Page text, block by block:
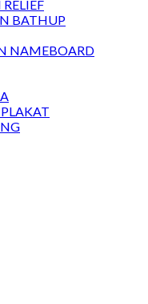
BATHUP
NAMEBOARD